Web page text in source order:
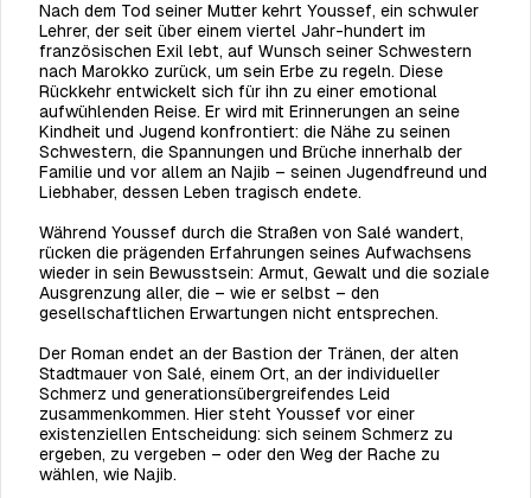
Nach dem Tod seiner Mutter kehrt Youssef, ein schwuler
Lehrer, der seit über einem viertel Jahr-hundert im
französischen Exil lebt, auf Wunsch seiner Schwestern
nach Marokko zurück, um sein Erbe zu regeln. Diese
Rückkehr entwickelt sich für ihn zu einer emotional
aufwühlenden Reise. Er wird mit Erinnerungen an seine
Kindheit und Jugend konfrontiert: die Nähe zu seinen
Schwestern, die Spannungen und Brüche innerhalb der
Familie und vor allem an Najib – seinen Jugendfreund und
Liebhaber, dessen Leben tragisch endete.
Während Youssef durch die Straßen von Salé wandert,
rücken die prägenden Erfahrungen seines Aufwachsens
wieder in sein Bewusstsein: Armut, Gewalt und die soziale
Ausgrenzung aller, die – wie er selbst – den
gesellschaftlichen Erwartungen nicht entsprechen.
Der Roman endet an der Bastion der Tränen, der alten
Stadtmauer von Salé, einem Ort, an der individueller
Schmerz und generationsübergreifendes Leid
zusammenkommen. Hier steht Youssef vor einer
existenziellen Entscheidung: sich seinem Schmerz zu
ergeben, zu vergeben – oder den Weg der Rache zu
wählen, wie Najib.